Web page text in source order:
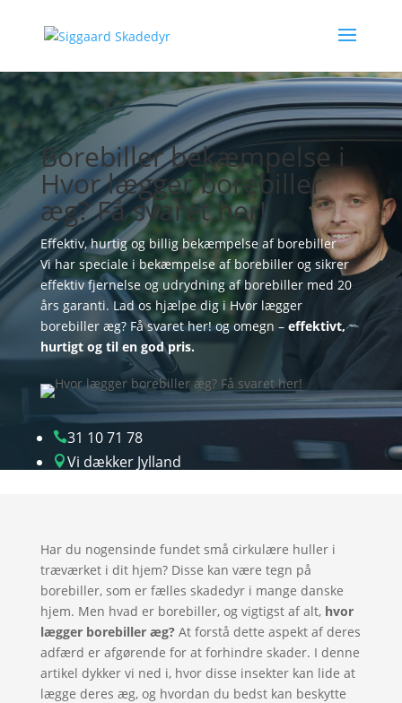
Borebiller bekæmpelse i
Hvor lægger borebiller
æg? Få svaret her!
Effektiv, hurtig og billig bekæmpelse af borebiller
Vi har speciale i bekæmpelse af borebiller og sikrer
effektiv fjernelse og udrydning af borebiller med 20
års garanti. Lad os hjælpe dig i Hvor lægger
borebiller æg? Få svaret her! og omegn –effektivt,
hurtigt og til en god pris.
31 10 71 78
Vi dækker Jylland
Har du nogensinde fundet små cirkulære huller i
træværket i dit hjem? Disse kan være tegn på
borebiller, som er fælles skadedyr i mange danske
hjem. Men hvad er borebiller, og vigtigst af alt, hvor
lægger borebiller æg?At forstå dette aspekt af deres
adfærd er afgørende for at forhindre skader. I denne
artikel dykker vi ned i, hvor disse insekter kan lide at
lægge deres æg, og hvordan du bedst kan beskytte